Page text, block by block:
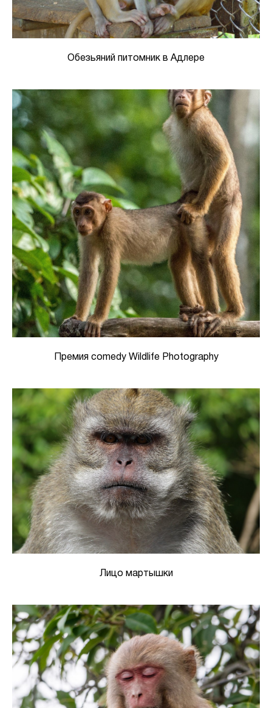
Обезьяний питомник в Адлере
Премия comedy Wildlife Photography
Лицо мартышки